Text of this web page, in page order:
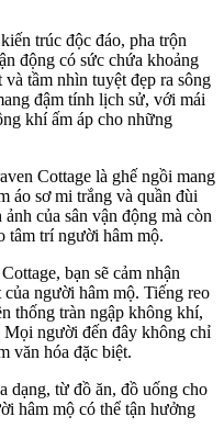
trúc độc đáo, pha trộn
động có sức chứa khoảng
tầm nhìn tuyệt đẹp ra sông
đậm tính lịch sử, với mái
khí ấm áp cho những
Cottage là ghế ngồi mang
áo sơ mi trắng và quần đùi
của sân vận động mà còn
tâm trí người hâm mộ.
bạn sẽ cảm nhận
người hâm mộ. Tiếng reo
thống tràn ngập không khí,
Mọi người đến đây không chỉ
văn hóa đặc biệt.
dạng, từ đồ ăn, đồ uống cho
hâm mộ có thể tận hưởng